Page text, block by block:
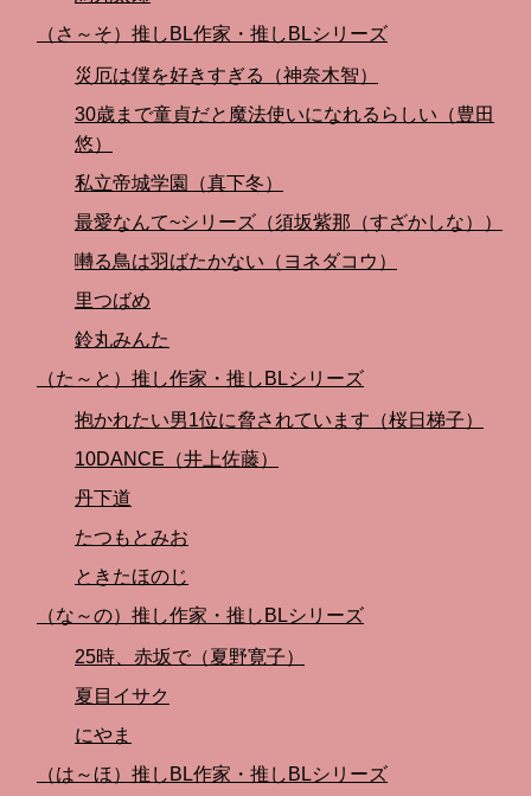
（さ～そ）推しBL作家・推しBLシリーズ
災厄は僕を好きすぎる（神奈木智）
30歳まで童貞だと魔法使いになれるらしい（豊田
悠）
私立帝城学園（真下冬）
最愛なんて~シリーズ（須坂紫那（すざかしな））
囀る鳥は羽ばたかない（ヨネダコウ）
里つばめ
鈴丸みんた
（た～と）推し作家・推しBLシリーズ
抱かれたい男1位に脅されています（桜日梯子）
10DANCE（井上佐藤）
丹下道
たつもとみお
ときたほのじ
（な～の）推し作家・推しBLシリーズ
25時、赤坂で（夏野寛子）
夏目イサク
にやま
（は～ほ）推しBL作家・推しBLシリーズ